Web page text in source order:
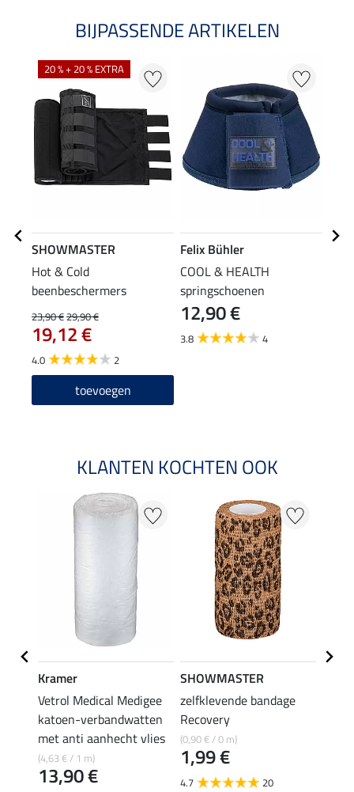
BIJPASSENDE ARTIKELEN
20 % + 20 % EXTRA
SHOWMASTER
Hot & Cold
beenbeschermers
23,90 €29,90 €
19,12 €
4.0 2
toevoegen
Felix Bühler
COOL & HEALTH
springschoenen
12,90 €
3.8 4
KLANTEN KOCHTEN OOK
Kramer
Vetrol Medical Medigee
katoen-verbandwatten
met anti aanhecht vlies
(4,63 € / 1 m)
13,90 €
SHOWMASTER
zelfklevende bandage
Recovery
(0,90 € / 0 m)
1,99 €
4.7 20